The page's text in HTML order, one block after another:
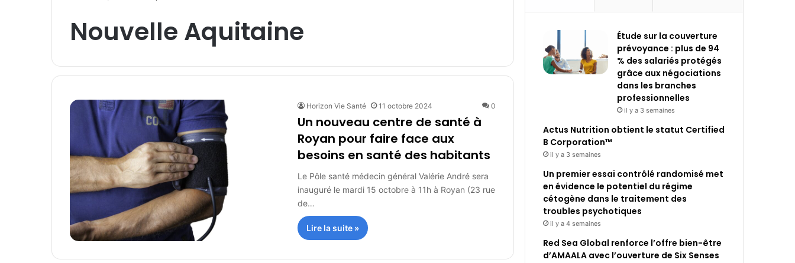
Nouvelle Aquitaine
Horizon Vie Santé 11 octobre 2024 0
Un nouveau centre de santé à
Royan pour faire face aux
besoins en santé des habitants
Le Pôle santé médecin général Valérie André sera
inauguré le mardi 15 octobre à 11h à Royan (23 rue
de…
Lire la suite »
Étude sur la couverture
prévoyance : plus de 94
% des salariés protégés
grâce aux négociations
dans les branches
professionnelles
il y a 3 semaines
Actus Nutrition obtient le statut Certified
B Corporation™
il y a 3 semaines
Un premier essai contrôlé randomisé met
en évidence le potentiel du régime
cétogène dans le traitement des
troubles psychotiques
il y a 4 semaines
Red Sea Global renforce l’offre bien-être
d’AMAALA avec l’ouverture de Six Senses